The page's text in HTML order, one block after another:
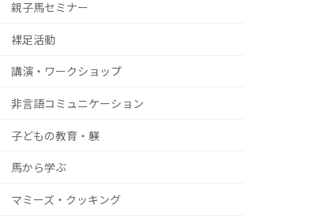
親子馬セミナー
裸足活動
講演・ワークショップ
非言語コミュニケーション
子どもの教育・躾
馬から学ぶ
マミーズ・クッキング